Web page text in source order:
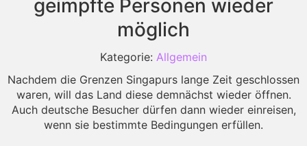
geimpfte Personen wieder
möglich
Kategorie: Allgemein
Nachdem die Grenzen Singapurs lange Zeit geschlossen
waren, will das Land diese demnächst wieder öffnen.
Auch deutsche Besucher dürfen dann wieder einreisen,
wenn sie bestimmte Bedingungen erfüllen.